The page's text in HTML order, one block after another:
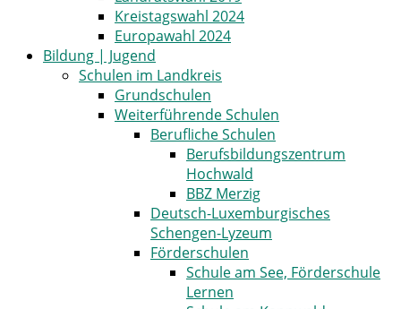
Kreistagswahl 2024
Europawahl 2024
Bildung | Jugend
Schulen im Landkreis
Grundschulen
Weiterführende Schulen
Berufliche Schulen
Berufsbildungszentrum
Hochwald
BBZ Merzig
Deutsch-Luxemburgisches
Schengen-Lyzeum
Förderschulen
Schule am See, Förderschule
Lernen